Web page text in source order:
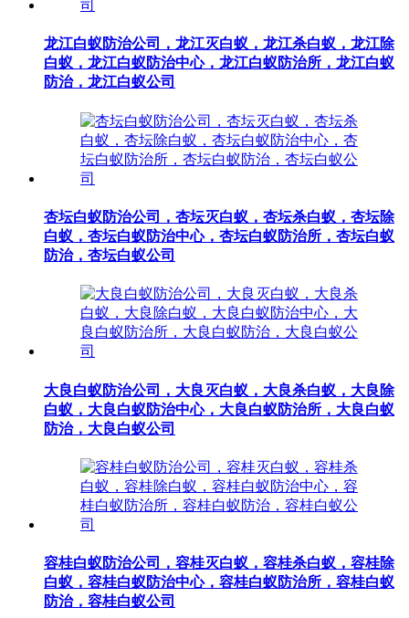
龙江白蚁防治公司，龙江灭白蚁，龙江杀白蚁，龙江除
白蚁，龙江白蚁防治中心，龙江白蚁防治所，龙江白蚁
防治，龙江白蚁公司
杏坛白蚁防治公司，杏坛灭白蚁，杏坛杀白蚁，杏坛除
白蚁，杏坛白蚁防治中心，杏坛白蚁防治所，杏坛白蚁
防治，杏坛白蚁公司
大良白蚁防治公司，大良灭白蚁，大良杀白蚁，大良除
白蚁，大良白蚁防治中心，大良白蚁防治所，大良白蚁
防治，大良白蚁公司
容桂白蚁防治公司，容桂灭白蚁，容桂杀白蚁，容桂除
白蚁，容桂白蚁防治中心，容桂白蚁防治所，容桂白蚁
防治，容桂白蚁公司